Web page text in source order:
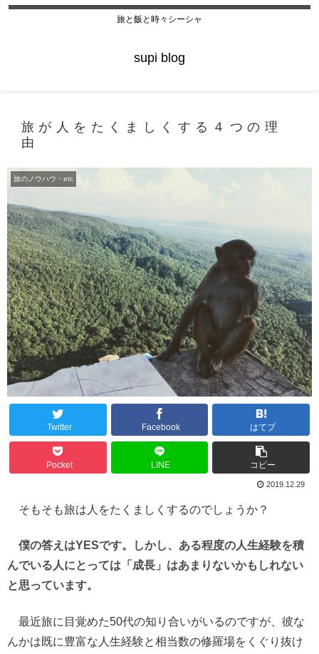
旅と飯と時々シーシャ
supi blog
旅が人をたくましくする４つの理
由
旅のノウハウ・etc
Twitter Facebook はてブ
Pocket LINE コピー
2019.12.29
そもそも旅は人をたくましくするのでしょうか？
僕の答えはYESです。しかし、ある程度の人生経験を積
んでいる人にとっては「成長」はあまりないかもしれない
と思っています。
最近旅に目覚めた50代の知り合いがいるのですが、彼な
んかは既に豊富な人生経験と相当数の修羅場をくぐり抜け